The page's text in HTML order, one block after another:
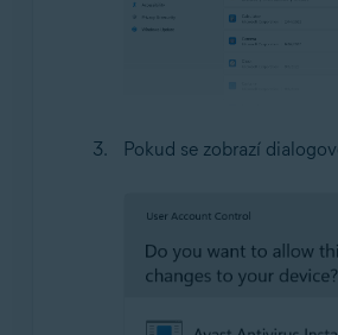
Pokud se zobrazí